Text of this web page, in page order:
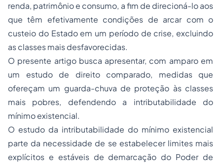
renda, patrimônio e consumo, a fim de direcioná-lo aos
que têm efetivamente condições de arcar com o
custeio do Estado em um período de crise, excluindo
as classes mais desfavorecidas.
O presente artigo busca apresentar, com amparo em
um estudo de direito comparado, medidas que
ofereçam um guarda-chuva de proteção às classes
mais pobres, defendendo a intributabilidade do
mínimo existencial.
O estudo da intributabilidade do mínimo existencial
parte da necessidade de se estabelecer limites mais
explícitos e estáveis de demarcação do Poder de